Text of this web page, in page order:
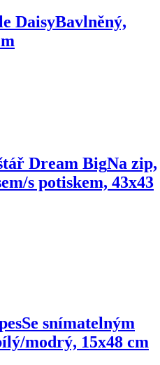
DaisyBavlněný,
Dream BigNa zip,
s potiskem, 43x43
Se snímatelným
modrý, 15x48 cm